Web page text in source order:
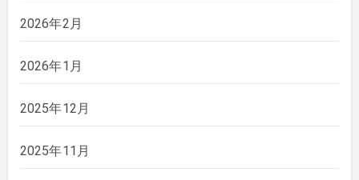
2026年2月
2026年1月
2025年12月
2025年11月